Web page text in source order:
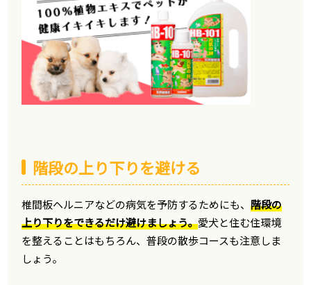
階段の上り下りを避ける
椎間板ヘルニアなどの病気を予防するためにも、階段の
上り下りをできるだけ避けましょう。愛犬と住む住環境
を整えることはもちろん、普段の散歩コースも注意しま
しょう。